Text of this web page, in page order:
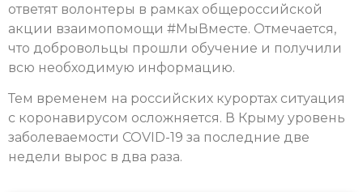
ответят волонтеры в рамках общероссийской
акции взаимопомощи #МыВместе. Отмечается,
что добровольцы прошли обучение и получили
всю необходимую информацию.
Тем временем на российских курортах ситуация
с коронавирусом осложняется. В Крыму уровень
заболеваемости COVID-19 за последние две
недели вырос в два раза.